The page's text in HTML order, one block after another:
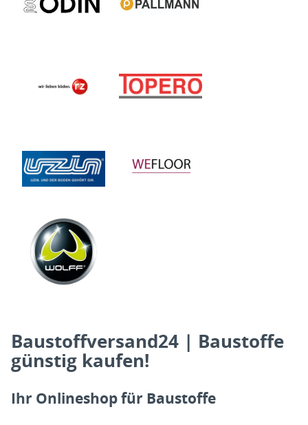
Baustoffversand24 | Baustoffe
günstig kaufen!
Ihr Onlineshop für Baustoffe